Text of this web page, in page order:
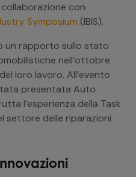
con
Symposium (IBIS).
un rapporto sullo stato
nell’ottobre
loro lavoro. All’evento
presentata Auto
l’esperienza della Task
settore delle riparazioni